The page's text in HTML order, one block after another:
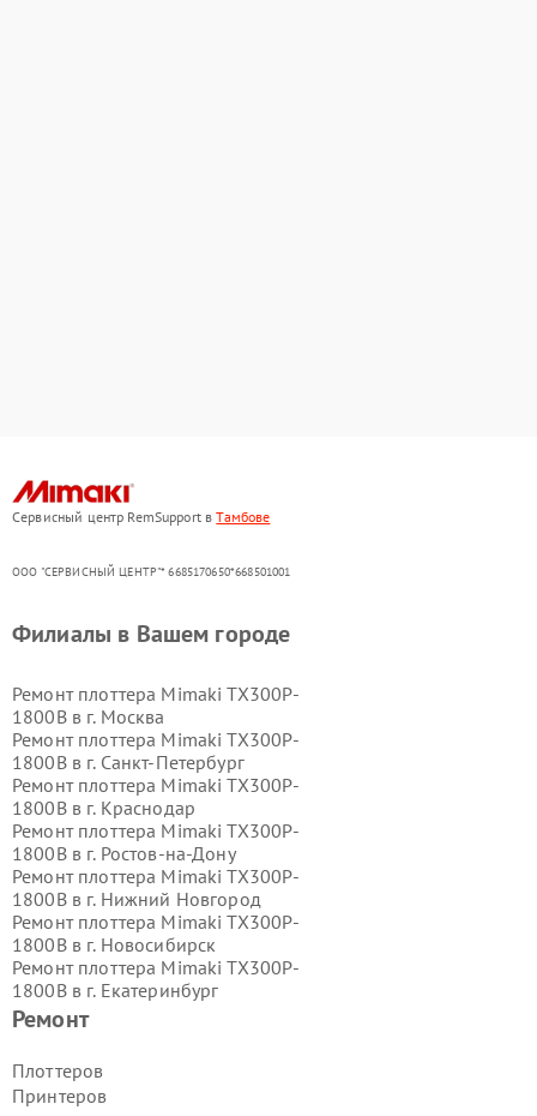
Сервисный центр RemSupport вТамбове
ООО "СЕРВИСНЫЙ ЦЕНТР"* 6685170650*668501001
Ремонт
Плоттеров
Принтеров
Филиалы в Вашем городе
Ремонт плоттера Mimaki TX300P-
1800B в г. Москва
Ремонт плоттера Mimaki TX300P-
1800B в г. Санкт-Петербург
Ремонт плоттера Mimaki TX300P-
1800B в г. Краснодар
Ремонт плоттера Mimaki TX300P-
1800B в г. Ростов-на-Дону
Ремонт плоттера Mimaki TX300P-
1800B в г. Нижний Новгород
Ремонт плоттера Mimaki TX300P-
1800B в г. Новосибирск
Ремонт плоттера Mimaki TX300P-
1800B в г. Екатеринбург
Ремонт плоттера Mimaki TX300P-
Ремонт плоттера Mimaki TX300P-
1800B в г.Воронеж
Ремонт плоттера Mimaki TX300P-